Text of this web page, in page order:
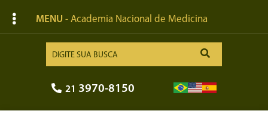
MENU - Academia Nacional de Medicina
21 3970-8150